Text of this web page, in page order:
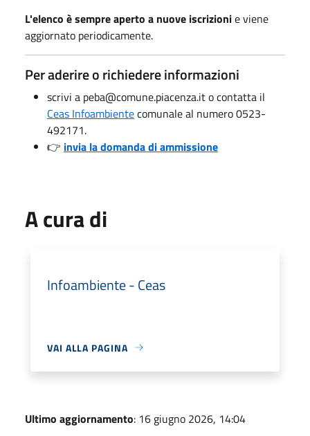
L'elenco è sempre aperto a nuove iscrizionie viene
aggiornato periodicamente.
Per aderire o richiedere informazioni
scrivi a peba@comune.piacenza.it o contatta il
Ceas Infoambientecomunale al numero 0523-
492171.
👉 invia la domanda di ammissione
A cura di
Infoambiente - Ceas
VAI ALLA PAGINA
Ultimo aggiornamento: 16 giugno 2026, 14:04